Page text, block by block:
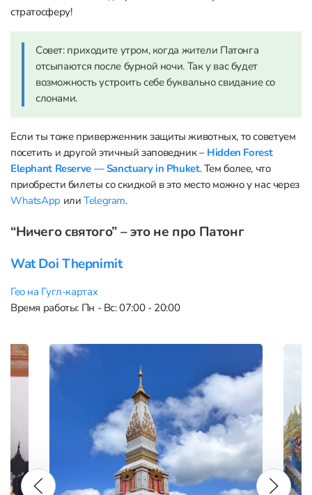
стратосферу!
Совет: приходите утром, когда жители Патонга
отсыпаются после бурной ночи. Так у вас будет
возможность устроить себе буквально свидание со
слонами.
Если ты тоже приверженник защиты животных, то советуем
посетить и другой этичный заповедник – Hidden Forest
Elephant Reserve — Sanctuary in Phuket. Тем более, что
приобрести билеты со скидкой в это место можно у нас через
WhatsApp илиTelegram.
“Ничего святого” – это не про Патонг
Wat Doi Thepnimit
Гео на Гугл-картах
Время работы: Пн - Вс: 07:00 - 20:00